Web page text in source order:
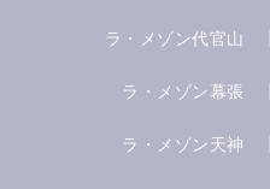
ラ・メゾン代官山
ラ・メゾン幕張
ラ・メゾン天神